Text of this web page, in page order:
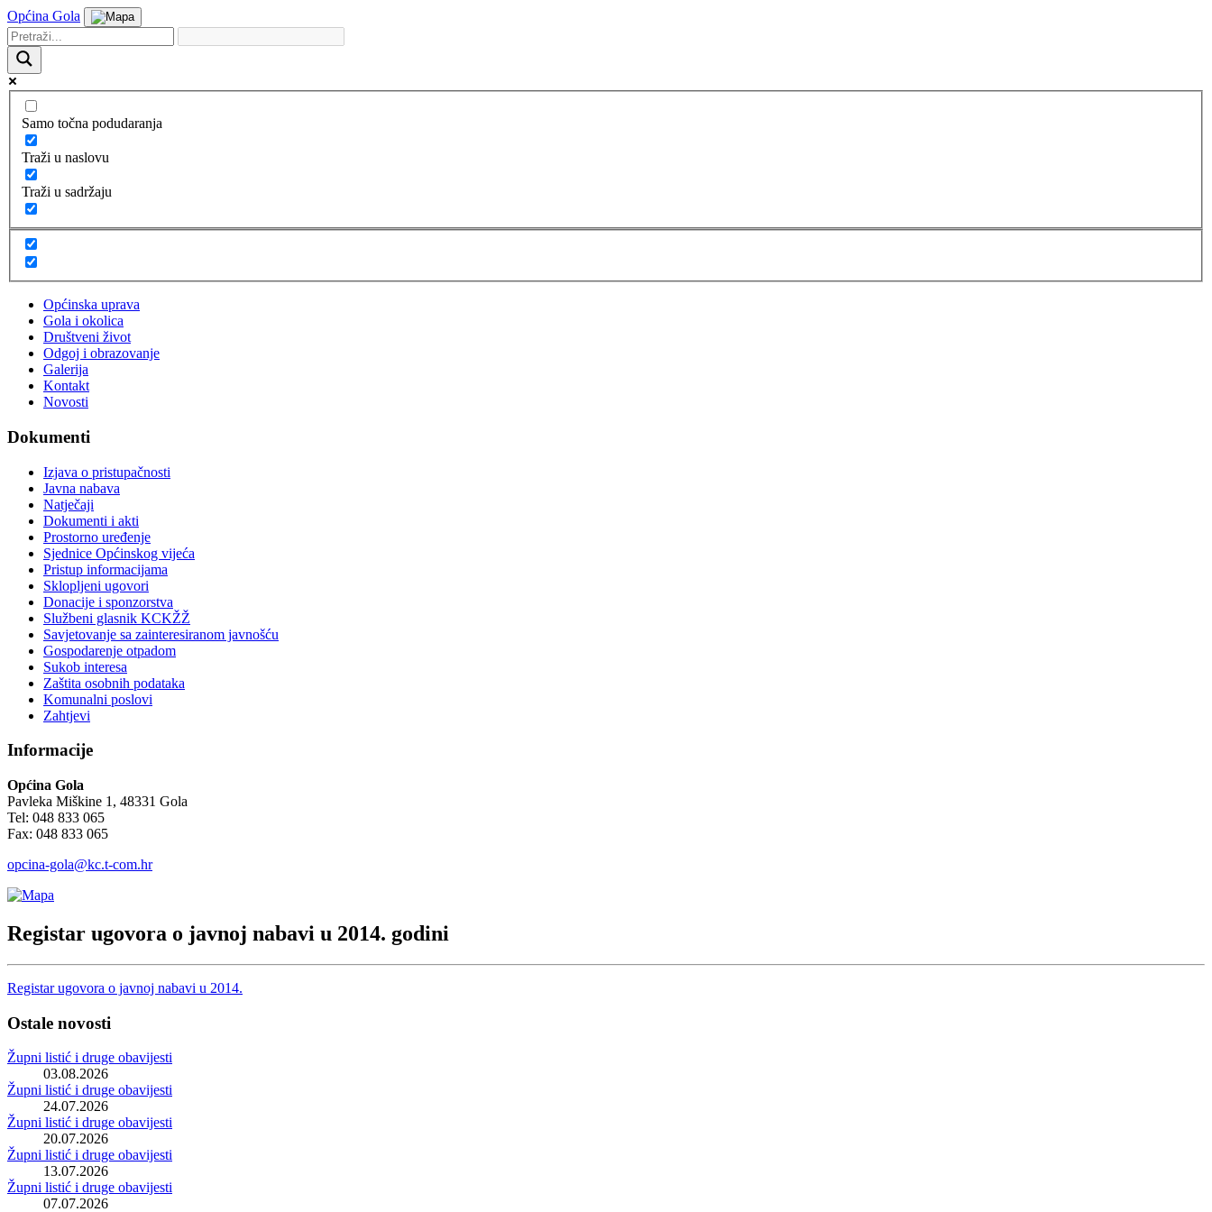
Općina Gola
Samo točna podudaranja
Traži u naslovu
Traži u sadržaju
Općinska uprava
Gola i okolica
Društveni život
Odgoj i obrazovanje
Galerija
Kontakt
Novosti
Dokumenti
Izjava o pristupačnosti
Javna nabava
Natječaji
Dokumenti i akti
Prostorno uređenje
Sjednice Općinskog vijeća
Pristup informacijama
Sklopljeni ugovori
Donacije i sponzorstva
Službeni glasnik KCKŽŽ
Savjetovanje sa zainteresiranom javnošću
Gospodarenje otpadom
Sukob interesa
Zaštita osobnih podataka
Komunalni poslovi
Zahtjevi
Informacije
Općina Gola
Pavleka Miškine 1, 48331 Gola
Tel: 048 833 065
Fax: 048 833 065
opcina-gola@kc.t-com.hr
Registar ugovora o javnoj nabavi u 2014. godini
Registar ugovora o javnoj nabavi u 2014.
Ostale novosti
Župni listić i druge obavijesti
03.08.2026
Župni listić i druge obavijesti
24.07.2026
Župni listić i druge obavijesti
20.07.2026
Župni listić i druge obavijesti
13.07.2026
Župni listić i druge obavijesti
07.07.2026